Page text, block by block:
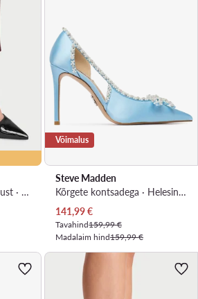
Kõrgete kontsadega · Must · 10 cm
Võimalus
Steve Madden
Kõrgete kontsadega · Helesinine
Praegune hind
141,99€
Tavahind159,99 €
Madalaim hind159,99 €